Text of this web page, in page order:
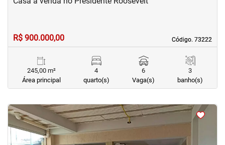
Código. 73222
Código. 73222
R$ 900.000,00
245,00 m²
Área principal
4
quarto(s)
6
Vaga(s)
3
banho(s)
<<<<